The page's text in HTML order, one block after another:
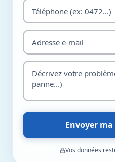
Envoyer
Vos données